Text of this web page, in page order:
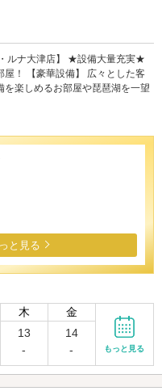
ルナ大津店】 ★設備大量充実★
！ 【豪華設備】 広々とした客
楽しめるお部屋や琵琶湖を一望
と見る
木 金
13
-
14
-
もっと見る